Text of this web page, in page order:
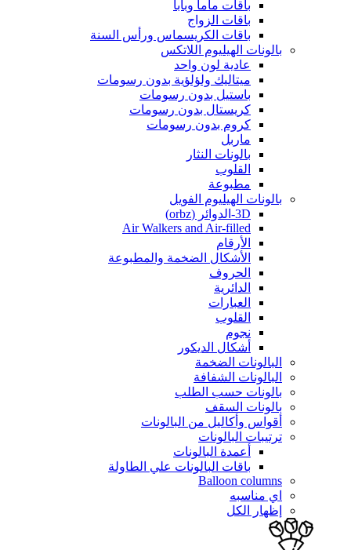
باقات ماما وبابا
باقات الزواج
باقات الكريسماس ورأس السنة
بالونات الهيليوم اللاتكس
عادية لون واحد
ميتاليك ولؤلؤية بدون رسومات
باستيل بدون رسومات
كريستال بدون رسومات
كروم بدون رسومات
ماربل
بالونات النثار
القلوب
مطبوعة
بالونات الهيليوم الفويل
3D-الدوائر (orbz)
Air Walkers and Air-filled
الأرقام
الأشكال الضخمة والمطبوعة
الحروف
الدائرية
العبارات
القلوب
نجوم
أشكال الديكور
البالونات الضخمة
البالونات الشفافة
بالونات حسب الطلب
بالونات السقف
أقواس وأكاليل من البالونات
ترتيبات البالونات
أعمدة البالونات
باقات البالونات علي الطاولة
Balloon columns
اي مناسبه
إظهار الكل